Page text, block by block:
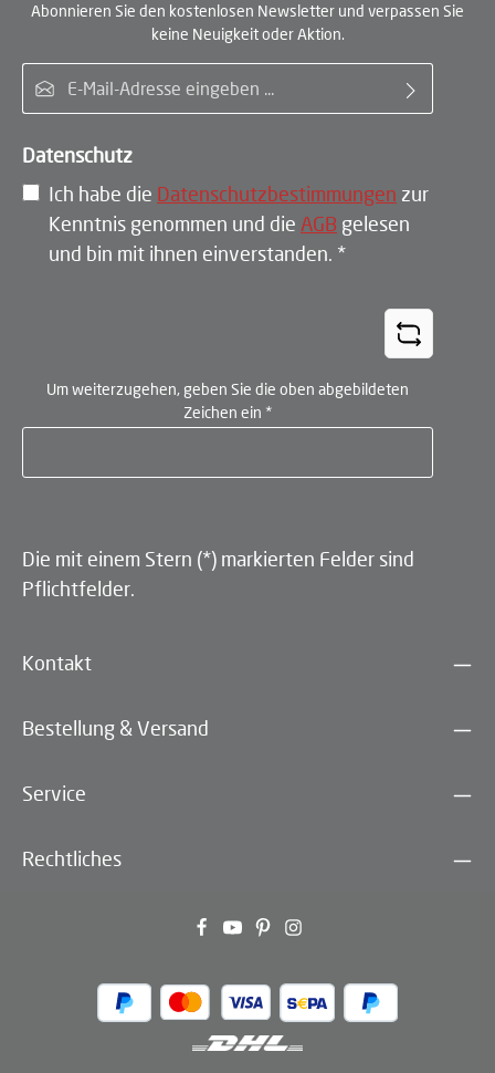
Abonnieren Sie den kostenlosen Newsletter und verpassen Sie
keine Neuigkeit oder Aktion.
Datenschutz
Ich habe die Datenschutzbestimmungen zur
Kenntnis genommen und die AGB gelesen
und bin mit ihnen einverstanden. *
Um weiterzugehen, geben Sie die oben abgebildeten
Zeichen ein *
Die mit einem Stern (*) markierten Felder sind
Pflichtfelder.
Kontakt
Bestellung & Versand
Service
Rechtliches